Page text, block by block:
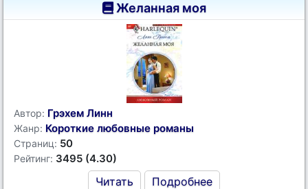
Желанная моя
Автор: Грэхем Линн
Жанр: Короткие любовные романы
Страниц: 50
Рейтинг: 3495 (4.30)
Читать Подробнее